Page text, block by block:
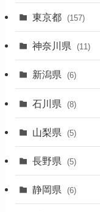
東京都 (157)
(36)
(11)
(1)
(5)
神奈川県 (11)
新潟県 (6)
石川県 (8)
山梨県 (5)
長野県 (5)
静岡県 (6)